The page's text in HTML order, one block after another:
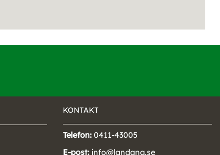
KONTAKT
Telefon: 0411-43005
E-post: info@landang.se